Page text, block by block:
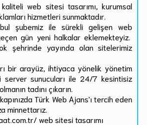
web sitesi tasarımı, kurumsal
hizmetleri sunmaktadır.
şubemiz ile sürekli gelişen web
gün yeni halkalar eklemekteyiz.
şehrinde yayında olan sitelerimiz
bir arayüz, ihtiyaca yönelik yönetim
server sunucuları ile 24/7 kesintisiz
tadını çıkarın.
Türk Web Ajans'ı tercih eden
minnettarız.
web sitesi tasarımı